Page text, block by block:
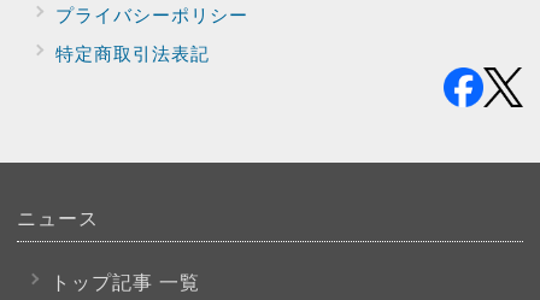
プライバシーポリシー
特定商取引法表記
ニュース
トップ記事 一覧